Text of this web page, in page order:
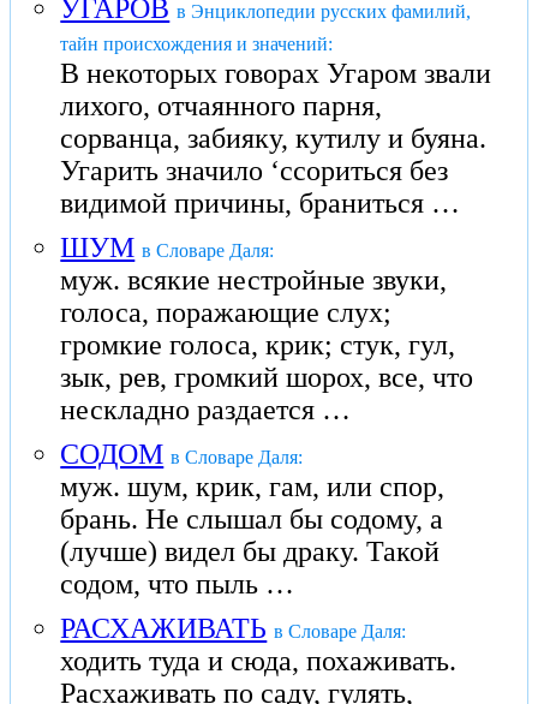
УГАРОВ в Энциклопедии русских фамилий,
тайн происхождения и значений:
В некоторых говорах Угаром звали
лихого, отчаянного парня,
сорванца, забияку, кутилу и буяна.
Угарить значило ‘ссориться без
видимой причины, браниться …
ШУМ в Словаре Даля:
муж. всякие нестройные звуки,
голоса, поражающие слух;
громкие голоса, крик; стук, гул,
зык, рев, громкий шорох, все, что
нескладно раздается …
СОДОМ в Словаре Даля:
муж. шум, крик, гам, или спор,
брань. Не слышал бы содому, а
(лучше) видел бы драку. Такой
содом, что пыль …
РАСХАЖИВАТЬ в Словаре Даля:
ходить туда и сюда, похаживать.
Расхаживать по саду, гулять,